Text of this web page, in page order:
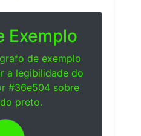
Exemplo
de exemplo
a legibilidade do
#36e504 sobre
preto.